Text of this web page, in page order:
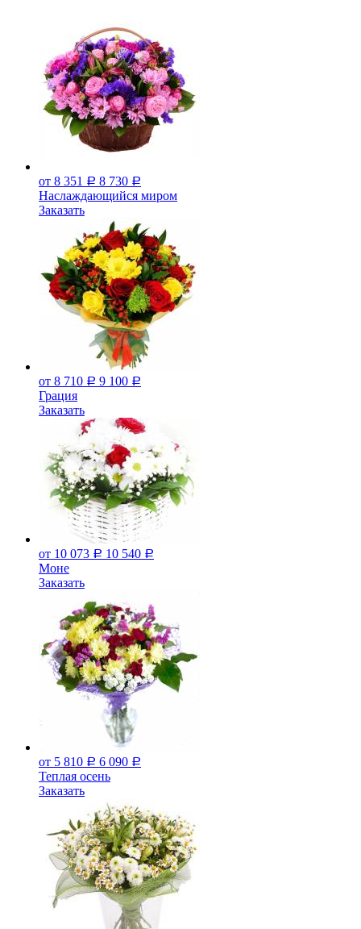
от 8 351 Р 8 730 Р
Наслаждающийся миром
Заказать
от 8 710 Р 9 100 Р
Грация
Заказать
от 10 073 Р 10 540 Р
Моне
Заказать
от 5 810 Р 6 090 Р
Теплая осень
Заказать